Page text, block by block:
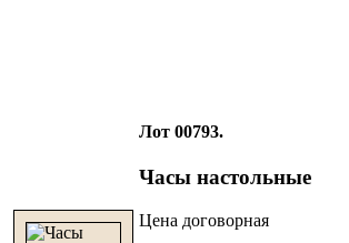
Лот 00793.
Часы настольные
Цена договорная